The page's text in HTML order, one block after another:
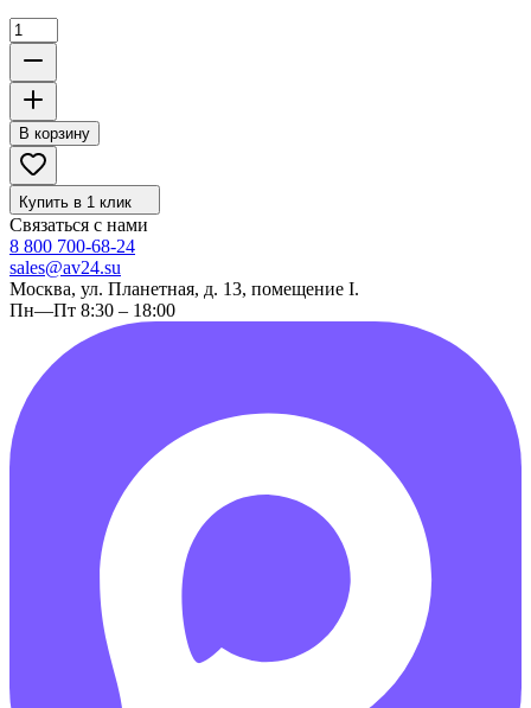
В корзину
Купить в 1 клик
Связаться с нами
8 800 700-68-24
sales@av24.su
Москва, ул. Планетная, д. 13, помещение I.
Пн—Пт 8:30 – 18:00